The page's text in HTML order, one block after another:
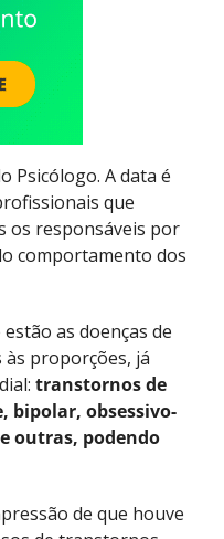
Psicólogo. A data é
que
os responsáveis por
comportamento dos
as doenças de
às proporções, já
transtornos de
bipolar, obsessivo-
outras, podendo
de que houve